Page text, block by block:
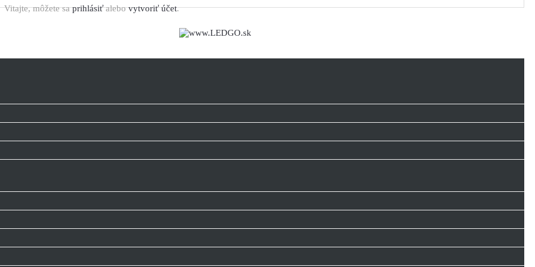
Vitajte, môžete saprihlásiťalebovytvoriť účet.